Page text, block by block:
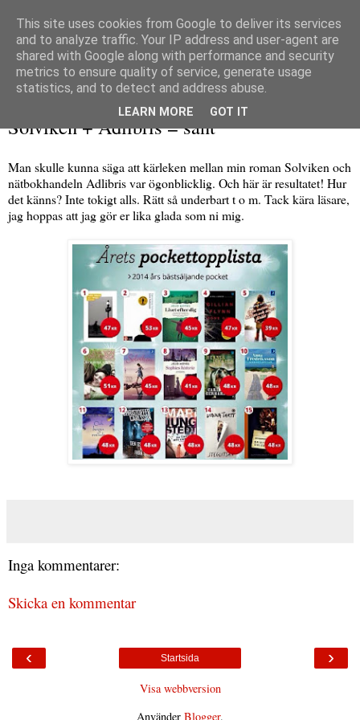
Solviken + Adlibris = sant
Man skulle kunna säga att kärleken mellan min roman Solviken och
nätbokhandeln Adlibris var ögonblicklig. Och här är resultatet! Hur
det känns? Inte tokigt alls. Rätt så underbart t o m. Tack kära läsare,
jag hoppas att jag gör er lika glada som ni mig.
Inga kommentarer:
Skicka en kommentar
‹ ›
Startsida
Visa webbversion
Använder Blogger.
This site uses cookies from Google to deliver its services
and to analyze traffic. Your IP address and user-agent are
shared with Google along with performance and security
metrics to ensure quality of service, generate usage
statistics, and to detect and address abuse.
LEARN MORE GOT IT